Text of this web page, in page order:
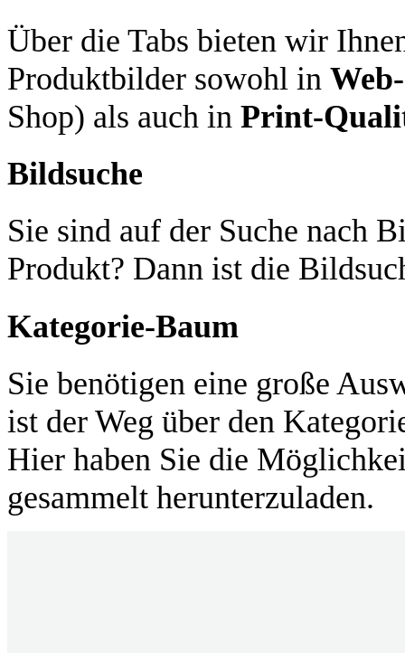
Über die Tabs bieten wir
Produktbilder sowohl in
Shop) als auch in Print-
Bildsuche
Sie sind auf der Suche nach
Produkt? Dann ist die
Kategorie-Baum
Sie benötigen eine große
ist der Weg über den
Hier haben Sie die
gesammelt herunterzuladen.